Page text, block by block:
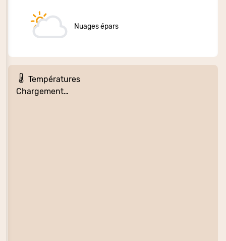
Nuages épars
Températures
Chargement…